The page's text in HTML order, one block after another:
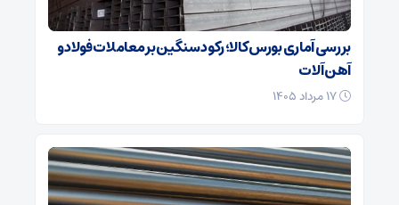
بررسی آماری بورس کالا؛ رکود سنگین بر معاملات فولاد و
آهن آلات